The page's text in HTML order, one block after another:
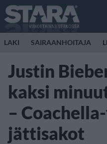
LAKI SAIRAANHOITAJA
Justin
kaksi
–
jättisakot